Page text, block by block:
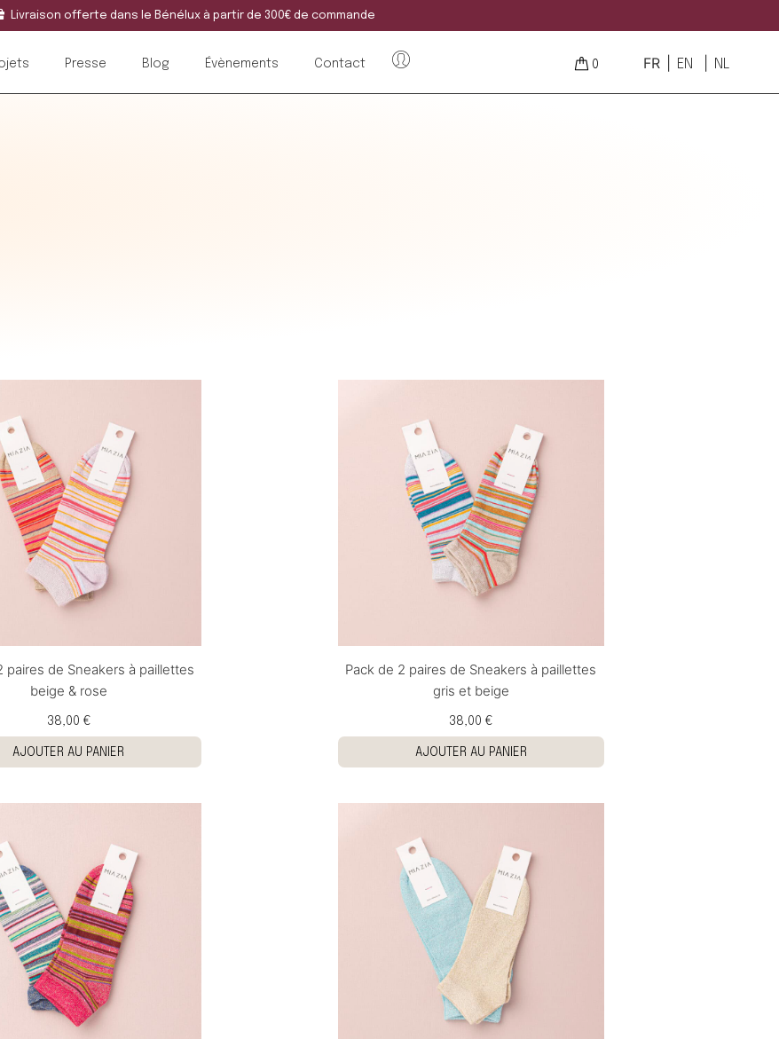
Livraison offerte dans le Bénélux à partir de 300€ de commande
Presse Blog Évènements Contact 0 FR EN NL
paires de Sneakers à paillettes
beige & rose
38,00 €
AJOUTER AU PANIER
Pack de 2 paires de Sneakers à paillettes
gris et beige
38,00 €
AJOUTER AU PANIER